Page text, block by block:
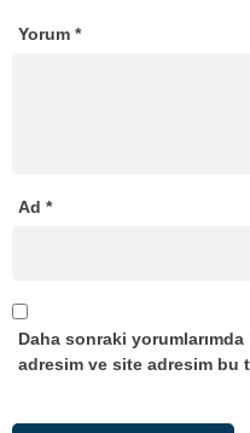
Yorum *
Ad *
Daha sonraki
adresim ve site adresim bu